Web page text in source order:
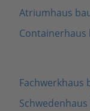
Atriumhaus
Containerhaus
Fachwerkhaus